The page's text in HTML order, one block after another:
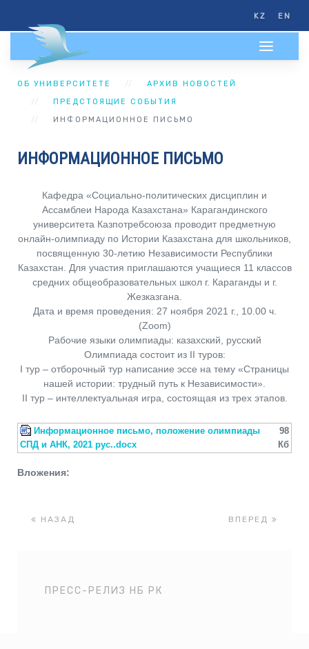
KZ EN
ОБ УНИВЕРСИТЕТЕ
АРХИВ НОВОСТЕЙ
ПРЕДСТОЯЩИЕ СОБЫТИЯ
ИНФОРМАЦИОННОЕ ПИСЬМО
ИНФОРМАЦИОННОЕ ПИСЬМО
Кафедра «Социально-политических дисциплин и
Ассамблеи Народа Казахстана» Карагандинского
университета Казпотребсоюза проводит предметную
онлайн-олимпиаду по Истории Казахстана для школьников,
посвященную 30-летию Независимости Республики
Казахстан. Для участия приглашаются учащиеся 11 классов
средних общеобразовательных школ г. Караганды и г.
Жезказгана.
Дата и время проведения: 27 ноября 2021 г., 10.00 ч.
(Zoom)
Рабочие языки олимпиады: казахский, русский
Олимпиада состоит из II туров:
I тур – отборочный тур написание эссе на тему «Страницы
нашей истории: трудный путь к Независимости».
II тур – интеллектуальная игра, состоящая из трех этапов.
Вложения:
Информационное письмо, положение олимпиады
СПД и АНК, 2021 рус..docx
98
Кб
НАЗАД ВПЕРЕД
ПРЕСС-РЕЛИЗ НБ РК